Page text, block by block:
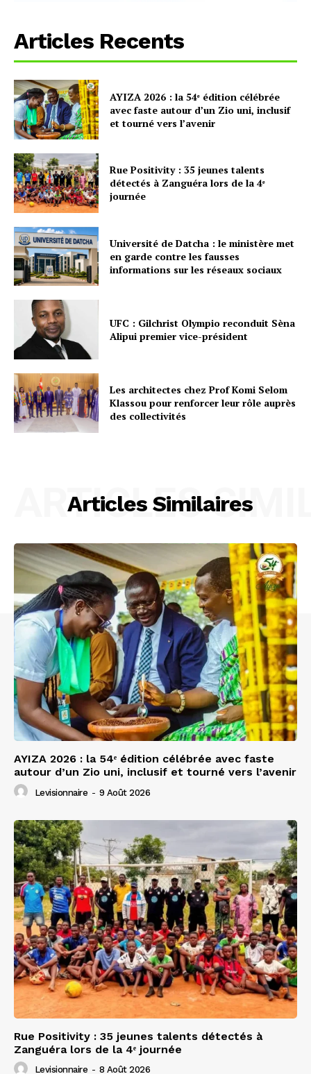
Articles Recents
AYIZA 2026 : la 54ᵉ édition célébrée
avec faste autour d’un Zio uni, inclusif
et tourné vers l’avenir
Rue Positivity : 35 jeunes talents
détectés à Zanguéra lors de la 4ᵉ
journée
Université de Datcha : le ministère met
en garde contre les fausses
informations sur les réseaux sociaux
UFC : Gilchrist Olympio reconduit Sèna
Alipui premier vice-président
Les architectes chez Prof Komi Selom
Klassou pour renforcer leur rôle auprès
des collectivités
Articles Similaires
ARTICLES
AYIZA 2026 : la 54ᵉ édition célébrée avec faste
autour d’un Zio uni, inclusif et tourné vers l’avenir
Levisionnaire - 9 Août 2026
Rue Positivity : 35 jeunes talents détectés à
Zanguéra lors de la 4ᵉ journée
Levisionnaire - 8 Août 2026